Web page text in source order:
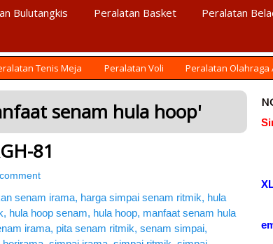
Bulutangkis Peralatan Basket Peralatan
Tenis Meja Peralatan Voli Peralatan Olahraga
senam hula hoop'
81